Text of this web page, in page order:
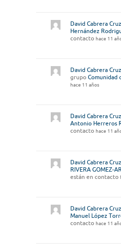
David Cabrera Cruz
Hernández
contacto hace 11
David Cabrera Cruz
grupo Comunidad
hace 11 años
David Cabrera Cruz
Antonio Herreros
contacto hace 11
David Cabrera Cruz
RIVERA GOMEZ-
están en contacto
David Cabrera Cruz
Manuel López
contacto hace 11